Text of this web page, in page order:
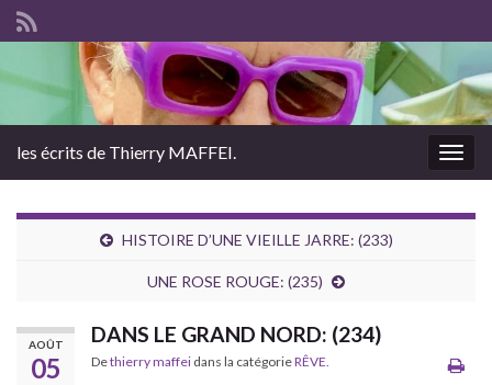
les écrits de Thierry MAFFEI.
HISTOIRE D’UNE VIEILLE JARRE: (233)
UNE ROSE ROUGE: (235)
AOÛT
05
DANS LE GRAND NORD: (234)
Dethierry maffei dans la catégorieRÊVE.